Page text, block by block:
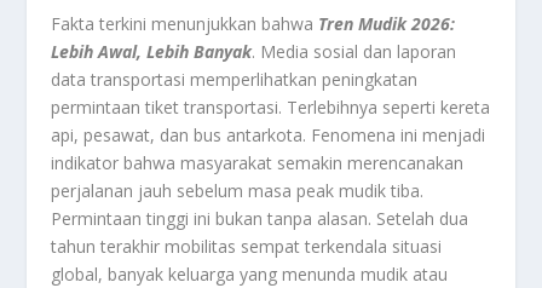
Fakta terkini menunjukkan bahwa Tren Mudik 2026:
Lebih Awal, Lebih Banyak. Media sosial dan laporan
data transportasi memperlihatkan peningkatan
permintaan tiket transportasi. Terlebihnya seperti kereta
api, pesawat, dan bus antarkota. Fenomena ini menjadi
indikator bahwa masyarakat semakin merencanakan
perjalanan jauh sebelum masa peak mudik tiba.
Permintaan tinggi ini bukan tanpa alasan. Setelah dua
tahun terakhir mobilitas sempat terkendala situasi
global, banyak keluarga yang menunda mudik atau